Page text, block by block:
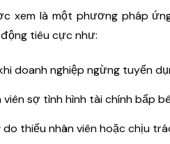
xem là một phương pháp
tiêu cực như:
doanh nghiệp ngừng tuyển
sợ tình hình tài chính bấp
thiếu nhân viên hoặc chịu